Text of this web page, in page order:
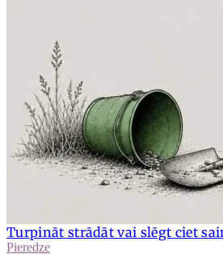
Turpināt strādāt vai slēgt ciet
Pieredze